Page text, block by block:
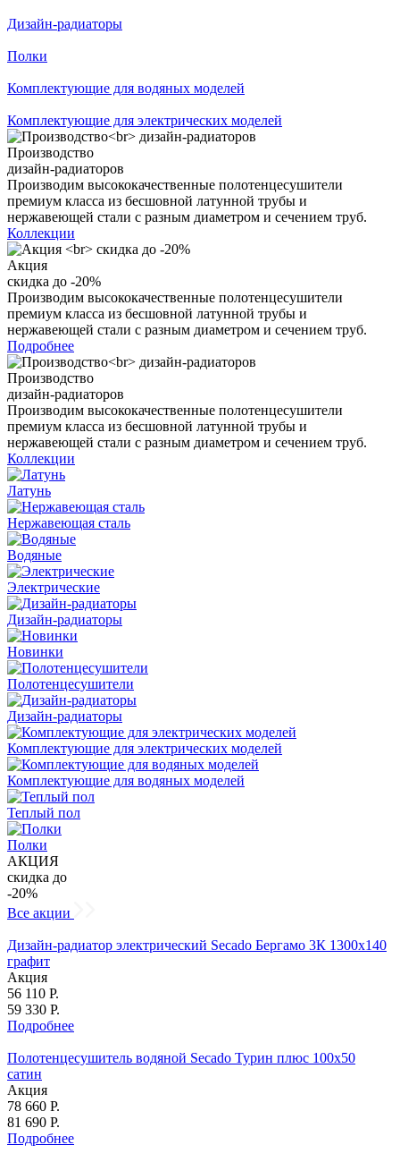
Дизайн-радиаторы
Полки
Комплектующие для водяных моделей
Комплектующие для электрических моделей
Производство
дизайн-радиаторов
Производим высококачественные полотенцесушители
премиум класса из бесшовной латунной трубы и
нержавеющей стали с разным диаметром и сечением труб.
Коллекции
Акция
скидка до -20%
Производим высококачественные полотенцесушители
премиум класса из бесшовной латунной трубы и
нержавеющей стали с разным диаметром и сечением труб.
Подробнее
Производство
дизайн-радиаторов
Производим высококачественные полотенцесушители
премиум класса из бесшовной латунной трубы и
нержавеющей стали с разным диаметром и сечением труб.
Коллекции
Латунь
Нержавеющая сталь
Водяные
Электрические
Дизайн-радиаторы
Новинки
Полотенцесушители
Дизайн-радиаторы
Комплектующие для электрических моделей
Комплектующие для водяных моделей
Теплый пол
Полки
АКЦИЯ
скидка до
-20%
Все акции
Дизайн-радиатор электрический Secado Бергамо 3К 1300x140
графит
Акция
56 110 Р.
59 330 Р.
Подробнее
Полотенцесушитель водяной Secado Турин плюс 100x50
сатин
Акция
78 660 Р.
81 690 Р.
Подробнее